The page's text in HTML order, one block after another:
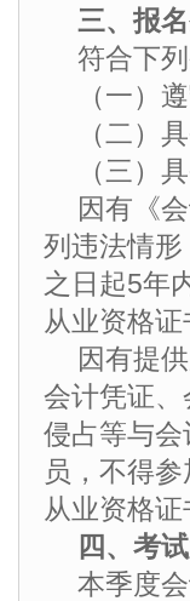
三、报
符合下
（一）
（二）
（三）
因有《
列违法情
之日起5年
从业资格证
因有提
会计凭证
侵占等与
员，不得
从业资格证
四、考
本季度